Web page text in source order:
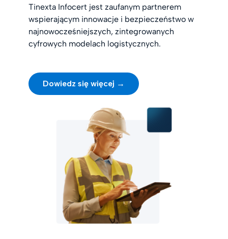
Tinexta Infocert jest zaufanym partnerem
wspierającym innowacje i bezpieczeństwo w
najnowocześniejszych, zintegrowanych
cyfrowych modelach logistycznych.
Dowiedz się więcej →